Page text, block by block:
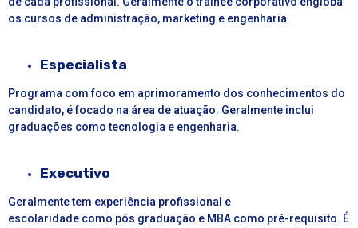
os cursos de administração, marketing e engenharia.
Especialista
Programa com foco em aprimoramento dos conhecimentos do
candidato, é focado na área de atuação. Geralmente inclui
graduações como tecnologia e engenharia.
Executivo
Geralmente tem experiência profissional e
escolaridade como pós graduação e MBA como pré-requisito. É